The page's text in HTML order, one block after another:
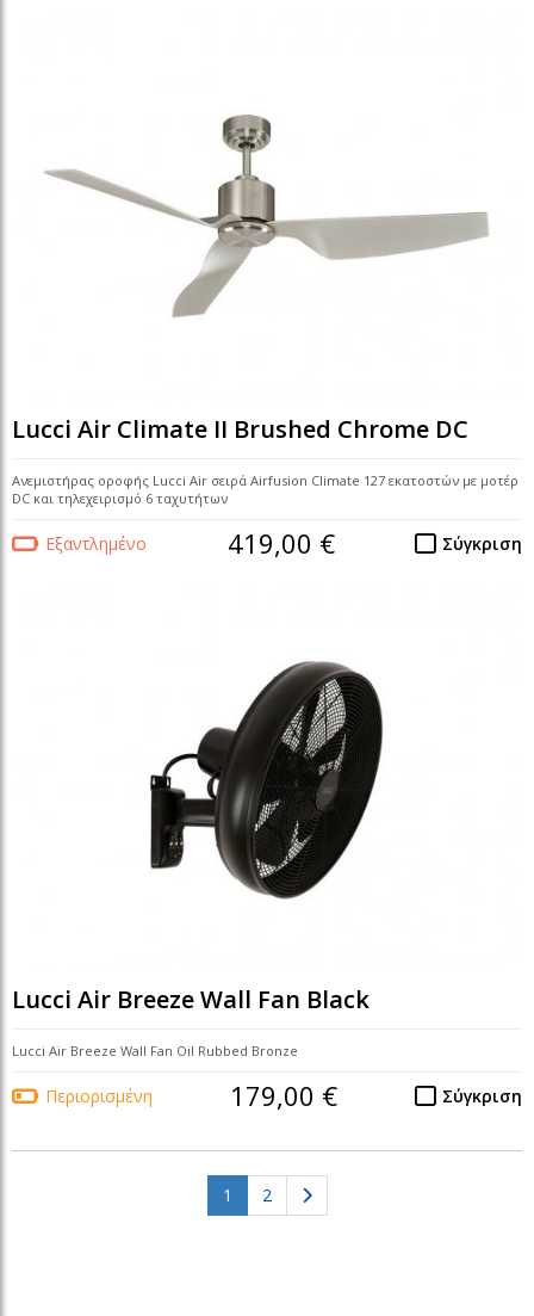
Lucci Air Climate II Brushed Chrome DC
Ανεμιστήρας οροφής Lucci Air σειρά Airfusion Climate 127 εκατοστών με μοτέρ
DC και τηλεχειρισμό 6 ταχυτήτων
Εξαντλημένο Σύγκριση
419,00 €
Lucci Air Breeze Wall Fan Black
Lucci Air Breeze Wall Fan Oil Rubbed Bronze
Περιορισμένη Σύγκριση
179,00 €
1 (current)
2